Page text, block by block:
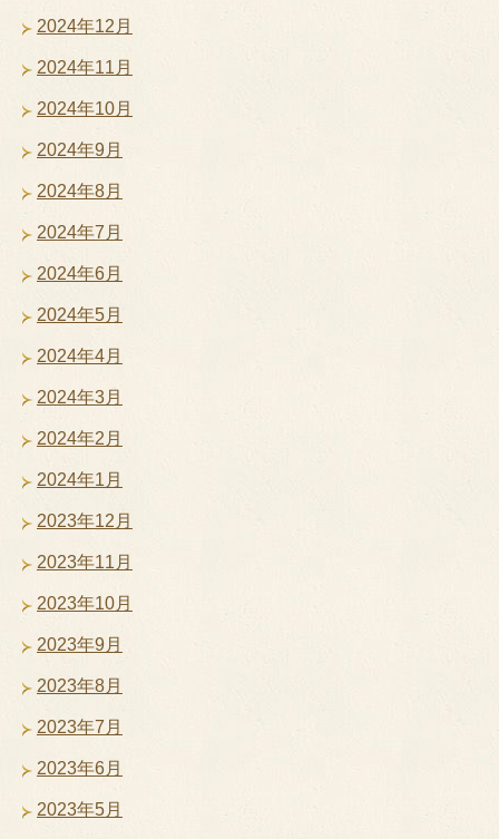
2024年12月
2024年11月
2024年10月
2024年9月
2024年8月
2024年7月
2024年6月
2024年5月
2024年4月
2024年3月
2024年2月
2024年1月
2023年12月
2023年11月
2023年10月
2023年9月
2023年8月
2023年7月
2023年6月
2023年5月